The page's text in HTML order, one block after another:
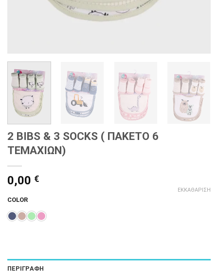
2 BIBS & 3 SOCKS ( ΠΑΚΕΤΟ 6
ΤΕΜΑΧΙΩΝ)
0,00 €
COLOR
ΕΚΚΑΘΆΡΙΣΗ
ΠΕΡΙΓΡΑΦΉ